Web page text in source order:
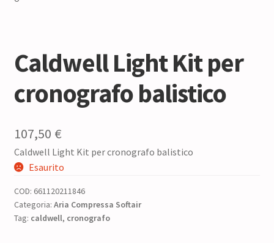
Caldwell Light Kit per
cronografo balistico
107,50 €
Caldwell Light Kit per cronografo balistico
Esaurito
COD: 661120211846
Categoria: Aria Compressa Softair
Tag: caldwell, cronografo